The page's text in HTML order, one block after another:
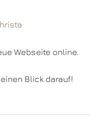
Webseite online.
Blick darauf!